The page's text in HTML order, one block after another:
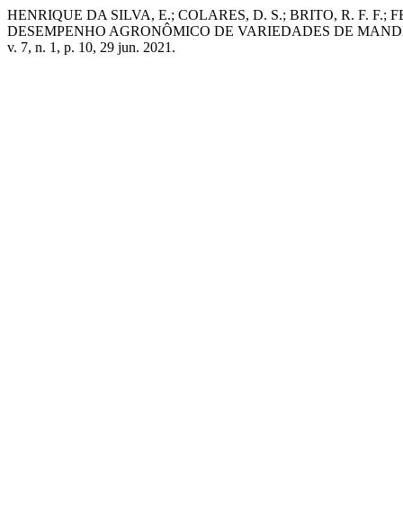
HENRIQUE DA SILVA, E.; COLARES, D. S.; BRITO, R. F. F.;
DESEMPENHO AGRONÔMICO DE VARIEDADES DE
v. 7, n. 1, p. 10, 29 jun. 2021.